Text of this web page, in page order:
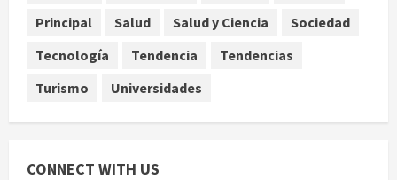
Principal
Salud Salud y Ciencia
Sociedad
Tecnología
Tendencia
Tendencias
Turismo
Universidades
CONNECT WITH US